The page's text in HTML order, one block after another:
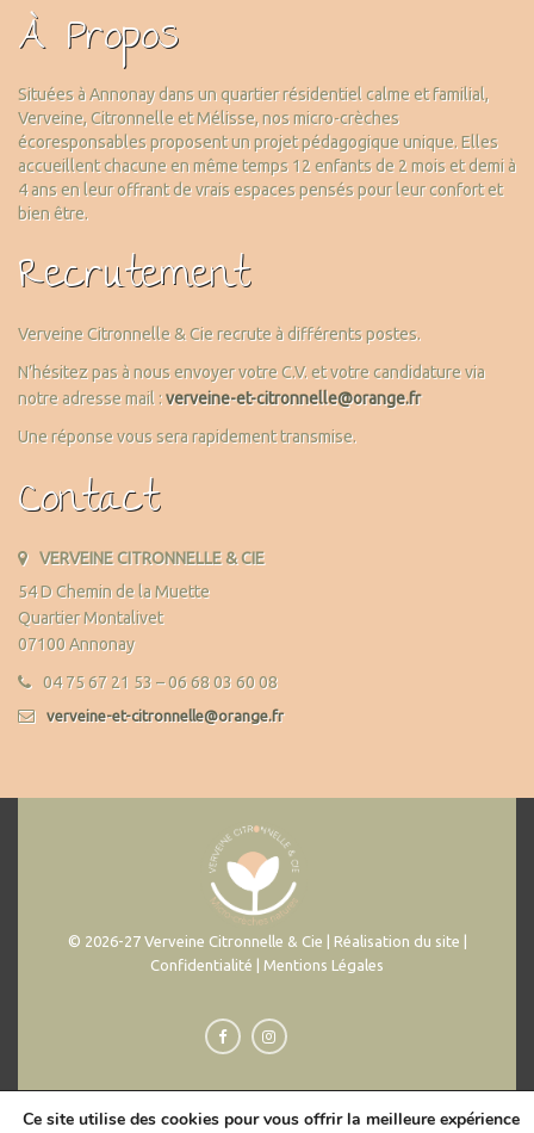
À Propos
Situées à Annonay dans un quartier résidentiel calme et familial,
Verveine, Citronnelle et Mélisse, nos micro-crèches
écoresponsables proposent un projet pédagogique unique. Elles
accueillent chacune en même temps 12 enfants de 2 mois et demi à
4 ans en leur offrant de vrais espaces pensés pour leur confort et
bien être.
Recrutement
Verveine Citronnelle & Cie recrute à différents postes.
N’hésitez pas à nous envoyer votre C.V. et votre candidature via
notre adresse mail :verveine-et-citronnelle@orange.fr
Une réponse vous sera rapidement transmise.
Contact
VERVEINE CITRONNELLE & CIE
54 D Chemin de la Muette
Quartier Montalivet
07100 Annonay
04 75 67 21 53 – 06 68 03 60 08
verveine-et-citronnelle@orange.fr
© 2026-27 Verveine Citronnelle & Cie | Réalisation du site |
Confidentialité | Mentions Légales
Ce site utilise des cookies pour vous offrir la meilleure expérience